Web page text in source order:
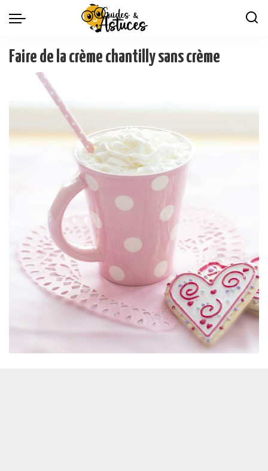
Faire de la crème chantilly sans crème